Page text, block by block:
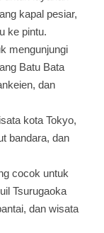
kapal pesiar,
ke pintu.
mengunjungi
Batu Bata
dan
kota Tokyo,
bandara, dan
cocok untuk
Tsurugaoka
dan wisata